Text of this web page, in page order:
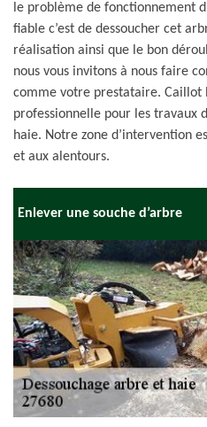
le problème de fonctionnement
fiable c’est de dessoucher cet
réalisation ainsi que le bon
nous vous invitons à nous faire
comme votre prestataire. Caillot
professionnelle pour les travaux
haie. Notre zone d’intervention
et aux alentours.
Enlever une souche d’arbre